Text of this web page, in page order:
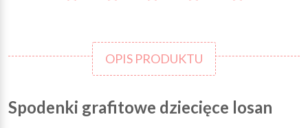
OPIS PRODUKTU
Spodenki grafitowe dziecięce losan